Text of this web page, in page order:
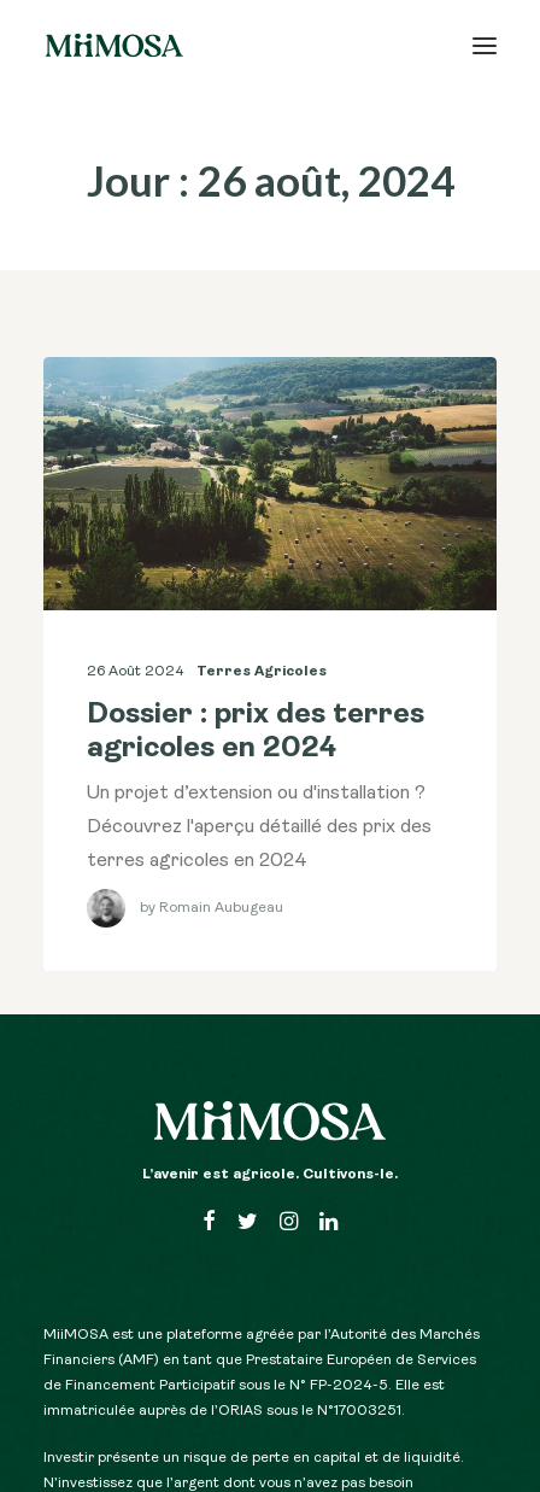
Épargne
Recherche
Jour : 26 août, 2024
26 Août 2024 Terres Agricoles
Dossier : prix des terres
agricoles en 2024
Un projet d’extension ou d'installation ?
Découvrez l'aperçu détaillé des prix des
terres agricoles en 2024
by Romain Aubugeau
L’avenir est agricole. Cultivons-le.
MiiMOSA est une plateforme agréée par l’Autorité des Marchés
Financiers (AMF) en tant que Prestataire Européen de Services
de Financement Participatif sous le N° FP-2024-5. Elle est
immatriculée auprès de l’ORIAS sous le N°17003251.
Investir présente un risque de perte en capital et de liquidité.
N’investissez que l’argent dont vous n’avez pas besoin